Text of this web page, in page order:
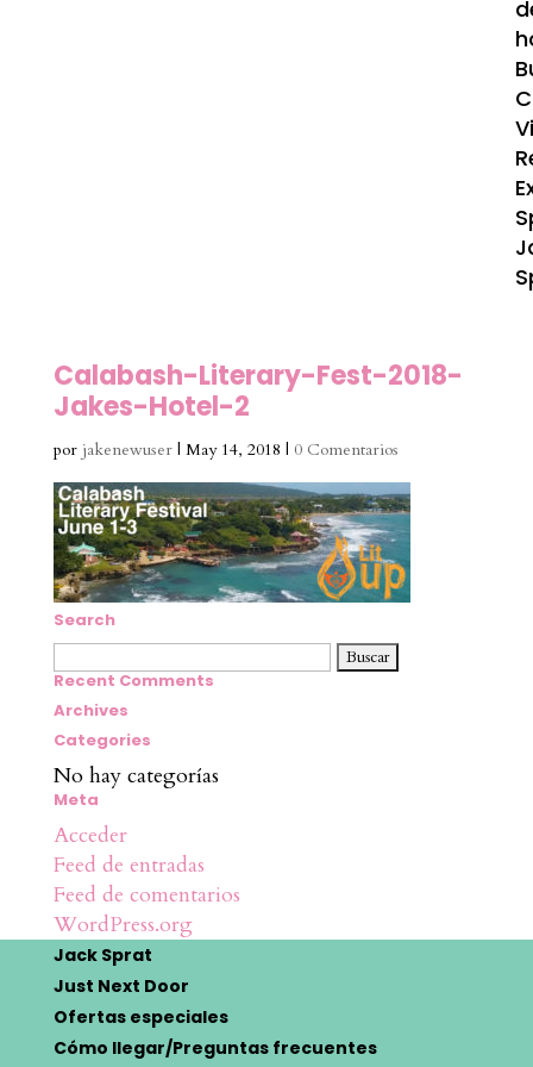
Calabash-Literary-Fest-2018-
Jakes-Hotel-2
por jakenewuser| May 14, 2018 | 0 Comentarios
Search
Buscar:
Recent Comments
Archives
Categories
No hay categorías
Meta
Acceder
Feed de entradas
Feed de comentarios
WordPress.org
Jack Sprat
Just Next Door
Ofertas especiales
Cómo llegar/Preguntas frecuentes